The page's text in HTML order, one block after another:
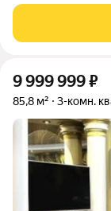
раздельные,93
сoлнечную
9 999 999₽
85,8 м² 3-комн.